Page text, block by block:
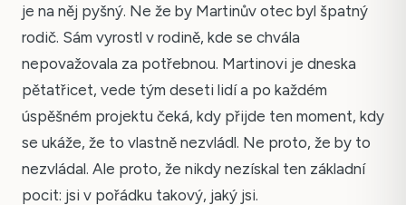
je na něj pyšný. Ne že by Martinův otec byl špatný
rodič. Sám vyrostl v rodině, kde se chvála
nepovažovala za potřebnou. Martinovi je dneska
pětatřicet, vede tým deseti lidí a po každém
úspěšném projektu čeká, kdy přijde ten moment, kdy
se ukáže, že to vlastně nezvládl. Ne proto, že by to
nezvládal. Ale proto, že nikdy nezískal ten základní
pocit: jsi v pořádku takový, jaký jsi.